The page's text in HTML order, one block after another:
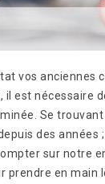
vos anciennes
il est nécessaire
Se trouvant
des années
sur notre
prendre en main